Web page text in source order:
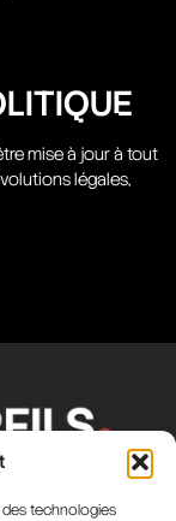
des technologies
mise à jour à tout
légales,